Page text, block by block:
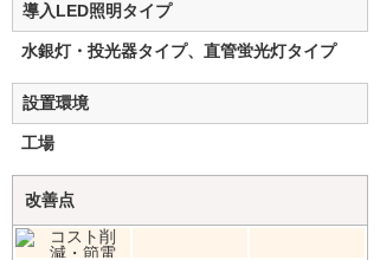
導入LED照明タイプ
水銀灯・投光器タイプ、直管蛍光灯タイプ
設置環境
工場
改善点